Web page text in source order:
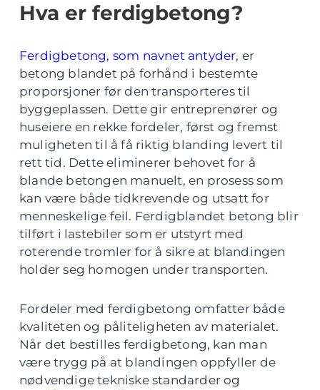
Hva er ferdigbetong?
Ferdigbetong, som navnet antyder, er
betong blandet på forhånd i bestemte
proporsjoner før den transporteres til
byggeplassen. Dette gir entreprenører og
huseiere en rekke fordeler, først og fremst
muligheten til å få riktig blanding levert til
rett tid. Dette eliminerer behovet for å
blande betongen manuelt, en prosess som
kan være både tidkrevende og utsatt for
menneskelige feil. Ferdigblandet betong blir
tilført i lastebiler som er utstyrt med
roterende tromler for å sikre at blandingen
holder seg homogen under transporten.
Fordeler med ferdigbetong omfatter både
kvaliteten og påliteligheten av materialet.
Når det bestilles ferdigbetong, kan man
være trygg på at blandingen oppfyller de
nødvendige tekniske standarder og